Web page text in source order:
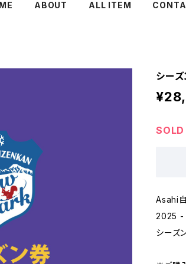
ABOUT ALL ITEM
シーズ
Asahi
2025 -
シーズ